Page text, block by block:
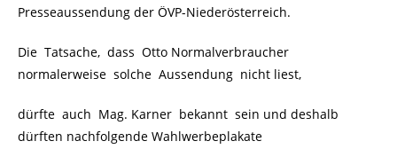
Presseaussendung der ÖVP-Niederösterreich.
Die Tatsache, dass Otto Normalverbraucher
normalerweise solche Aussendung nicht liest,
dürfte auch Mag. Karner bekannt sein und deshalb
dürften nachfolgende Wahlwerbeplakate